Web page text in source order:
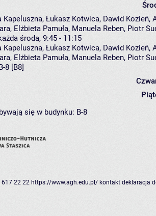
Łukasz Kotwica, Dawid Kozień,
Elżbieta Pamuła, Manuela Reben, Piotr
środa, 9:45 - 11:15
Kapeluszna, Łukasz Kotwica, Dawid Kozień,
, Elżbieta Pamuła, Manuela Reben, Piotr
8 [B8]
się w budynku: B-8
617 22 22 https://www.agh.edu.pl/ kontakt deklaracja